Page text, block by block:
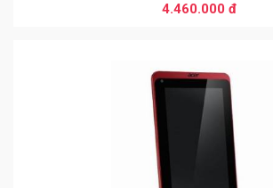
4.460.000 đ
0